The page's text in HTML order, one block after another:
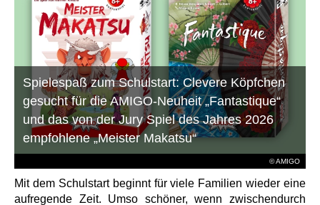
© AMIGO
Spielespaß zum Schulstart: Clevere Köpfchen
gesucht für die AMIGO-Neuheit „Fantastique“
und das von der Jury Spiel des Jahres 2026
empfohlene „Meister Makatsu“
Mit dem Schulstart beginnt für viele Familien wieder eine
aufregende Zeit. Umso schöner, wenn zwischendurch